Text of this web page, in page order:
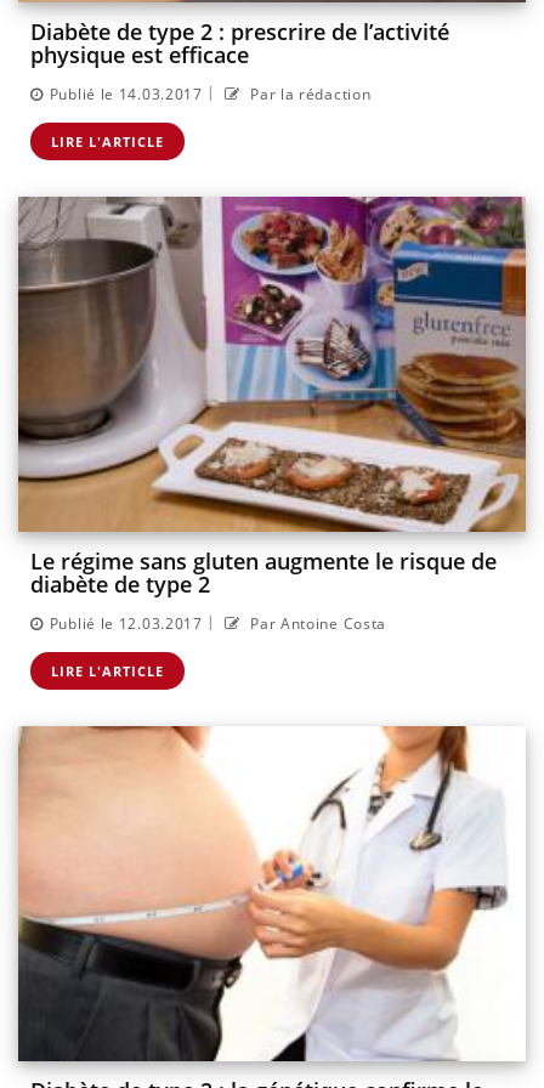
Diabète de type 2 : prescrire de l’activité
physique est efficace
Publié le 14.03.2017 | Par la rédaction
LIRE L'ARTICLE
Le régime sans gluten augmente le risque de
diabète de type 2
Publié le 12.03.2017 | Par Antoine Costa
LIRE L'ARTICLE